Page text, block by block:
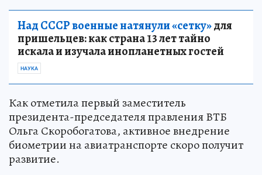
Над СССР военные натянули «сетку»для
пришельцев: как страна 13 лет тайно
искала и изучала инопланетных гостей
НАУКА
Как отметила первый заместитель
президента-председателя правления ВТБ
Ольга Скоробогатова, активное внедрение
биометрии на авиатранспорте скоро получит
развитие.